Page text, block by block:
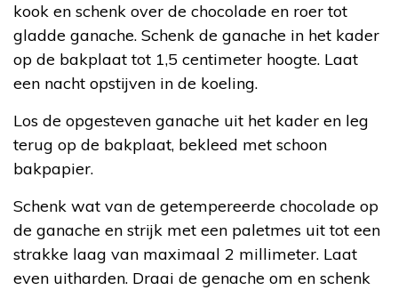
kook en schenk over de chocolade en roer tot
gladde ganache. Schenk de ganache in het kader
op de bakplaat tot 1,5 centimeter hoogte. Laat
een nacht opstijven in de koeling.
Los de opgesteven ganache uit het kader en leg
terug op de bakplaat, bekleed met schoon
bakpapier.
Schenk wat van de getempereerde chocolade op
de ganache en strijk met een paletmes uit tot een
strakke laag van maximaal 2 millimeter. Laat
even uitharden. Draai de genache om en schenk